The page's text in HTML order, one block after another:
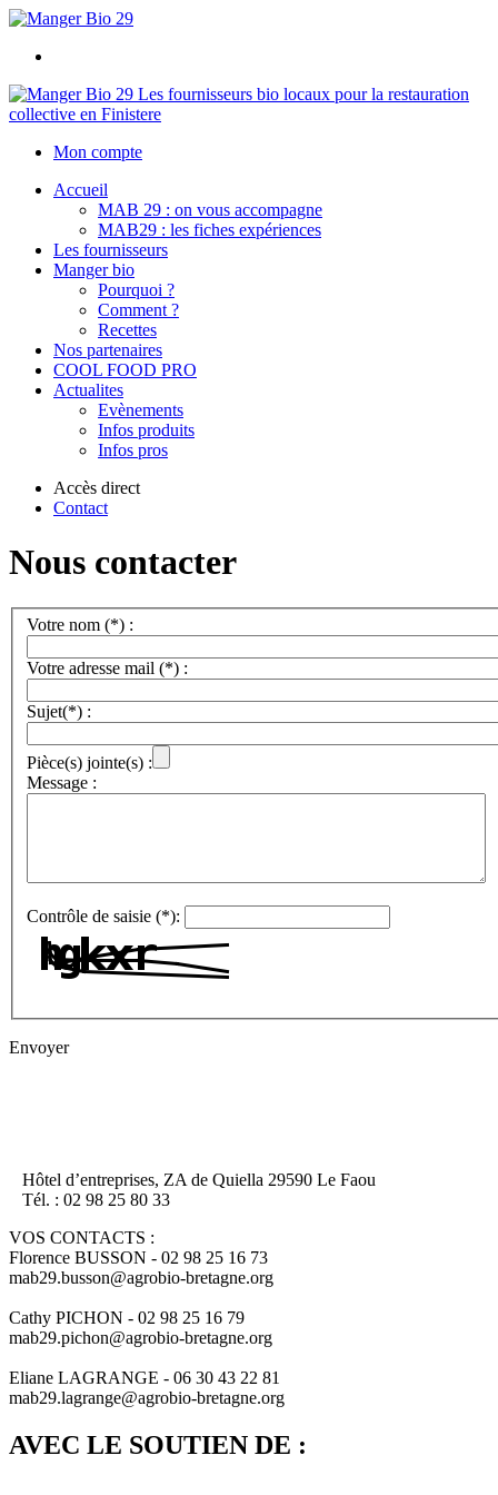
Les fournisseurs bio locaux pour la restauration
collective en Finistere
Mon compte
Accueil
MAB 29 : on vous accompagne
MAB29 : les fiches expériences
Les fournisseurs
Manger bio
Pourquoi ?
Comment ?
Recettes
Nos partenaires
COOL FOOD PRO
Actualites
Evènements
Infos produits
Infos pros
Accès direct
Contact
Nous contacter
Votre nom (*) :
Votre adresse mail (*) :
Sujet(*) :
Pièce(s) jointe(s) :
Message :
Contrôle de saisie (*):
Envoyer
Hôtel d’entreprises, ZA de Quiella 29590 Le Faou
Tél. : 02 98 25 80 33
VOS CONTACTS :
Florence BUSSON - 02 98 25 16 73
mab29.busson@agrobio-bretagne.org
Cathy PICHON - 02 98 25 16 79
mab29.pichon@agrobio-bretagne.org
Eliane LAGRANGE - 06 30 43 22 81
mab29.lagrange@agrobio-bretagne.org
AVEC LE SOUTIEN DE :